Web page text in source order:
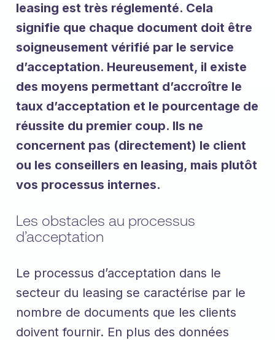
leasing est très réglementé. Cela
signifie que chaque document doit être
soigneusement vérifié par le service
d’acceptation. Heureusement, il existe
des moyens permettant d’accroître le
taux d’acceptation et le pourcentage de
réussite du premier coup. Ils ne
concernent pas (directement) le client
ou les conseillers en leasing, mais plutôt
vos processus internes.
Les obstacles au processus
d’acceptation
Le processus d’acceptation dans le
secteur du leasing se caractérise par le
nombre de documents que les clients
doivent fournir. En plus des données